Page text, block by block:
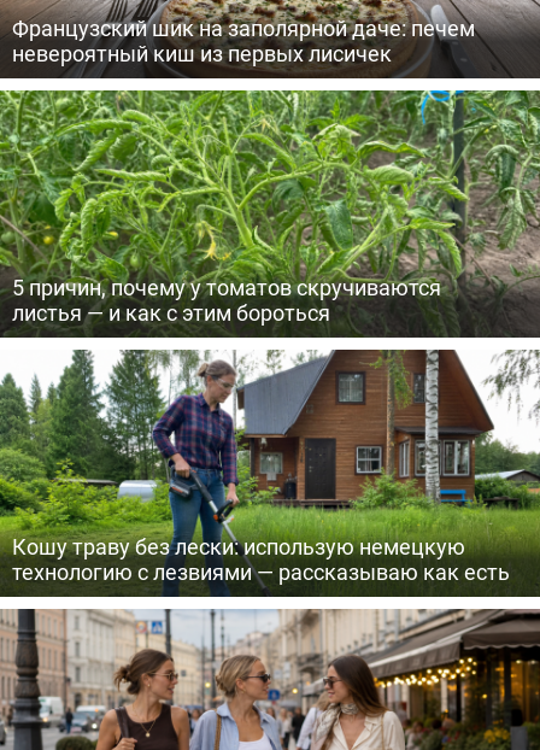
Французский шик на заполярной даче: печем
невероятный киш из первых лисичек
5 причин, почему у томатов скручиваются
листья — и как с этим бороться
Кошу траву без лески: использую немецкую
технологию с лезвиями — рассказываю как есть